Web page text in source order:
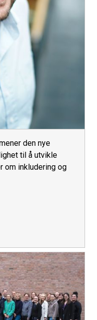
den nye
til å utvikle
om inkludering og